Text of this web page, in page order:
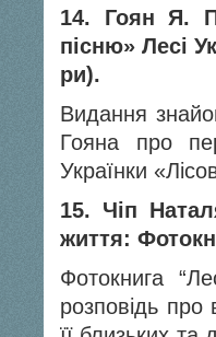
14. Гоян Я.
пісню» Лесі
ри).
Видання
Гояна про
Українки
15. Чіп
життя:
Фотокнига
розповідь про